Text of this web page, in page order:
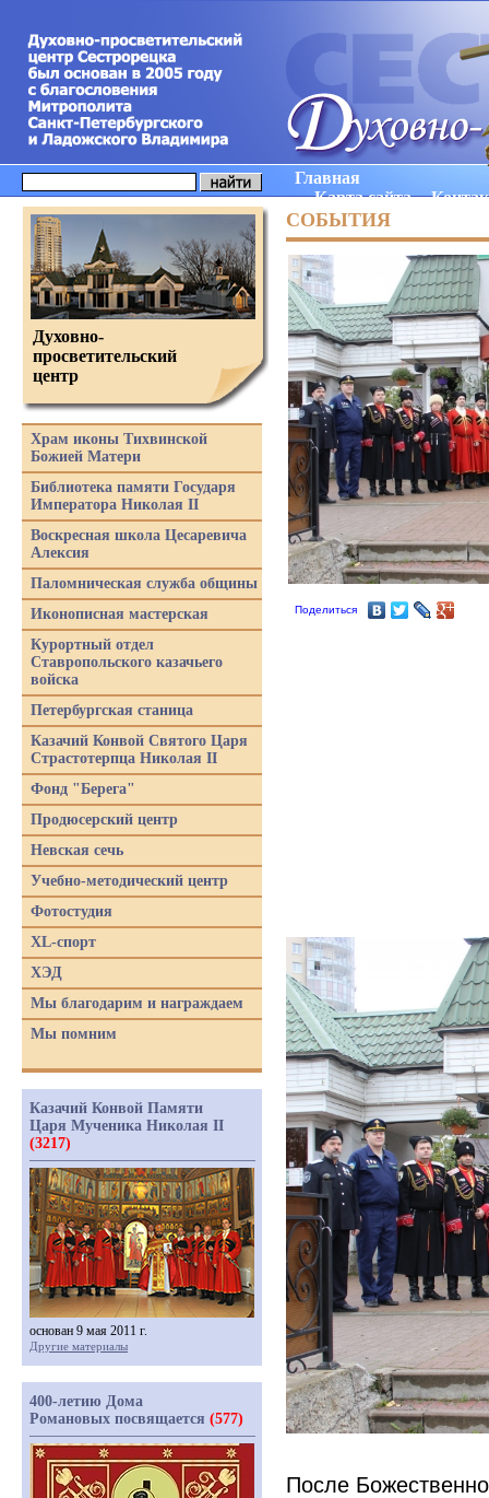
Главная
Карта сайта
СОБЫТИЯ
Поделиться
После
Духовно-
просветительский
центр
Храм иконы Тихвинской
Божией Матери
Библиотека памяти Государя
Императора Николая II
Воскресная школа Цесаревича
Алексия
Паломническая служба общины
Иконописная мастерская
Курортный отдел
Ставропольского казачьего
войска
Петербургская станица
Казачий Конвой Святого Царя
Страстотерпца Николая II
Фонд "Берега"
Продюсерский центр
Невская сечь
Учебно-методический центр
Фотостудия
XL-спорт
ХЭД
Мы благодарим и награждаем
Мы помним
Казачий Конвой Памяти
Царя Мученика Николая II
(3217)
основан 9 мая 2011 г.
Другие материалы
400-летию Дома
Романовых посвящается (577)